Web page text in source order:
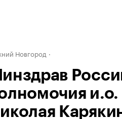
Новгород